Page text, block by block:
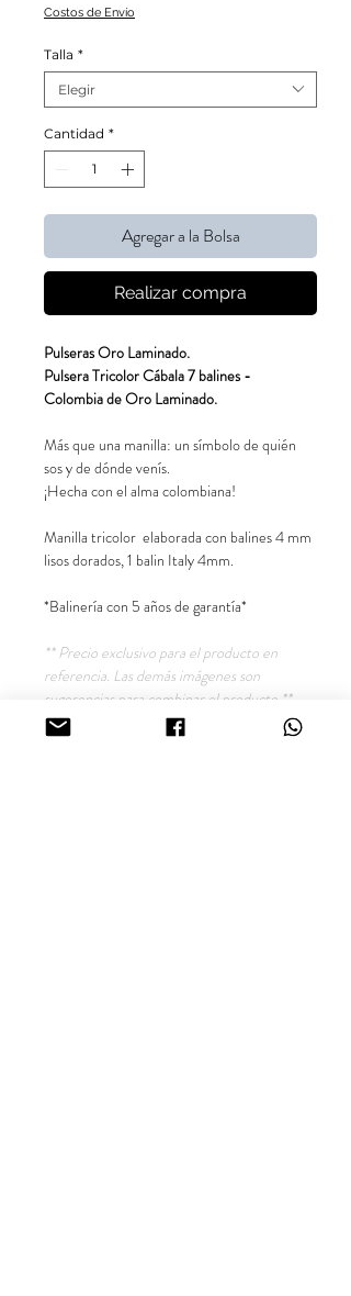
Costos de Envío
Talla *
Elegir
Cantidad *
Agregar a la Bolsa
Realizar compra
Pulseras Oro Laminado.
Pulsera Tricolor Cábala 7 balines -
Colombia de Oro Laminado.
Más que una manilla: un símbolo de quién
sos y de dónde venís.
¡Hecha con el alma colombiana!
Manilla tricolor elaborada con balines 4 mm
lisos dorados, 1 balin Italy 4mm.
*Balinería con 5 años de garantía*
** Precio exclusivo para el producto en
referencia. Las demás imágenes son
sugerencias para combinar el producto.**
Síguenos en nuestras redes sociales